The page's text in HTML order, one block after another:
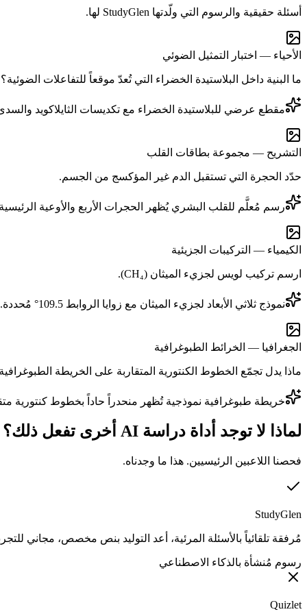
أسئلة حقيقية والرسوم التي ولّدتها StudyGlen لها.
الأحياء — اختبار التمثيل الضوئي
ما البنية داخل البلاستيدة الخضراء التي تُعدّ موقعاً للتفاعلات الضوئية؟
مقطع عرضي للبلاستيدة الخضراء مع تكديسات الثايلاكويد
التشريح — مجموعة بطاقات القلب
حدّد الحجرة التي تستقبل الدم غير المؤكسج من الجسم.
رسم مُعلَّم للقلب البشري يُظهر الحجرات الأربع والأوعية
الكيمياء — التركيبات الجزيئية
ارسم تركيب لويس لجزيء الميثان (CH₄).
نموذج ثلاثي الأبعاد لجزيء الميثان مع زوايا الروابط 109.5° مُحددة.
الجغرافيا — الخرائط الطبوغرافية
ماذا يدل تجمّع الخطوط الكنتورية المتقاربة على الخريطة
خريطة طبوغرافية نموذجية تُظهر منحدراً حاداً بخطوط كنتورية
لماذا لا توجد أداة دراسة AI أخرى تفعل ذلك؟
فحصنا اللاعبين الرئيسيين. هذا ما وجدناه.
StudyGlen
مُرفقة تلقائياً بالأسئلة المرئية، أعد التوليد بنص مخصص، مجاني
رسوم مُنشأة بالذكاء الاصطناعي
Quizlet